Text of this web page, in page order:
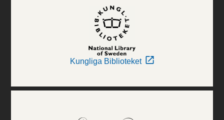
Kungliga Biblioteket